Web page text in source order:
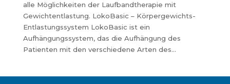
alle Möglichkeiten der Laufbandtherapie mit
Gewichtentlastung. LokoBasic – Körpergewichts-
Entlastungssystem LokoBasic ist ein
Aufhängungssystem, das die Aufhängung des
Patienten mit den verschiedene Arten des...